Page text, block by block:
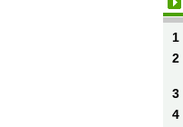
1
2
3
4